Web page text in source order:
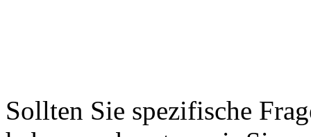
Sollten Sie spezifische